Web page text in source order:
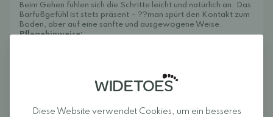
Beim Gehen fühlen sich die Schritte leicht und natürlich an. Das
Barfußgefühl ist stets präsent – ??man spürt den Kontakt zum
Boden, aber auf eine sanfte und ausgewogene Weise.
Pflegehinweise:
anderen Schuhcreme einzucremen. Um das Leder
wasserabweisender zu machen, können Sie die Schuhe auch
mit einem Spray, z. B. Collonil Organic Cover
benötigt, um weich und elastisch zu bleiben. Collonil-Produkte
Diese Website verwendet Cookies, um ein besseres